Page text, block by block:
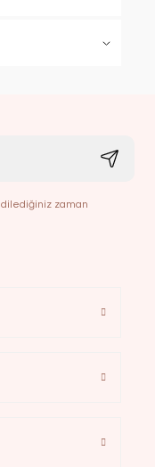
dilediğiniz zaman